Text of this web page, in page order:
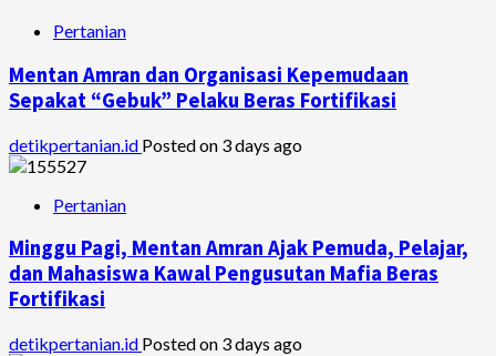
Pertanian
Mentan Amran dan Organisasi Kepemudaan
Sepakat “Gebuk” Pelaku Beras Fortifikasi
detikpertanian.id Posted on 3 days ago
Pertanian
Minggu Pagi, Mentan Amran Ajak Pemuda, Pelajar,
dan Mahasiswa Kawal Pengusutan Mafia Beras
Fortifikasi
detikpertanian.id Posted on 3 days ago